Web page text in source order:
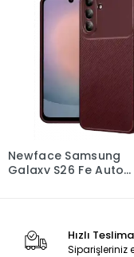
Newface Samsung
Galaxy S26 Fe Auto
Hızlı
Siparişleriniz